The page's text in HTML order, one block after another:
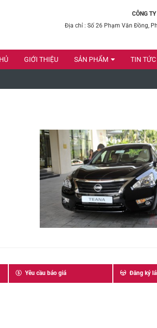
CÔNG
Địa chỉ : Số 26 Phạm Văn Đồng,
GIỚI THIỆU SẢN PHẨM TIN TỨC
Yêu cầu báo giá Đăng ký